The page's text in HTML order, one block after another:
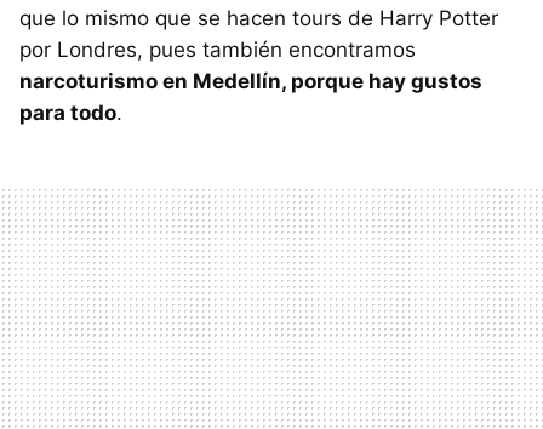
que lo mismo que se hacen tours de Harry Potter
por Londres, pues también encontramos
narcoturismo en Medellín, porque hay gustos
para todo.